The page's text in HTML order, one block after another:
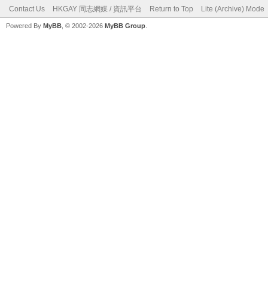
Contact Us HKGAY 同志網媒 / 資訊平台 Return to Top Lite (Archive) Mode
Powered By MyBB , © 2002-2026 MyBB Group